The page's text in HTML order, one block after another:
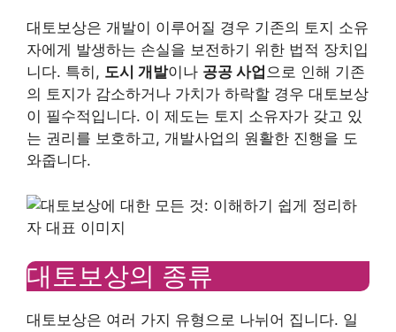
대토보상은 개발이 이루어질 경우 기존의 토지 소유
자에게 발생하는 손실을 보전하기 위한 법적 장치입
니다. 특히, 도시 개발이나 공공 사업 으로 인해 기존
의 토지가 감소하거나 가치가 하락할 경우 대토보상
이 필수적입니다. 이 제도는 토지 소유자가 갖고 있
는 권리를 보호하고, 개발사업의 원활한 진행을 도
와줍니다.
대토보상의 종류
대토보상은 여러 가지 유형으로 나뉘어 집니다. 일